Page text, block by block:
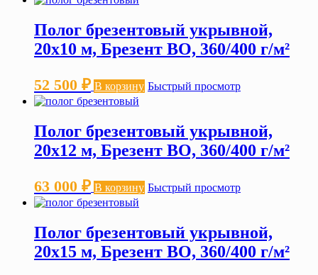
Полог брезентовый укрывной,
20х10 м, Брезент ВО, 360/400 г/м²
52 500 ₽ В корзину Быстрый просмотр
Полог брезентовый укрывной,
20х12 м, Брезент ВО, 360/400 г/м²
63 000 ₽ В корзину Быстрый просмотр
Полог брезентовый укрывной,
20х15 м, Брезент ВО, 360/400 г/м²